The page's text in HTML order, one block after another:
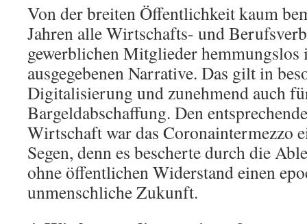
Von der breiten Öffentlichkeit kaum
Jahren alle Wirtschafts- und
gewerblichen Mitglieder hemmungslos
ausgegebenen Narrative. Das gilt in
Digitalisierung und zunehmend auch
Bargeldabschaffung. Den
Wirtschaft war das Coronaintermezzo
Segen, denn es bescherte durch die
ohne öffentlichen Widerstand einen
unmenschliche Zukunft.